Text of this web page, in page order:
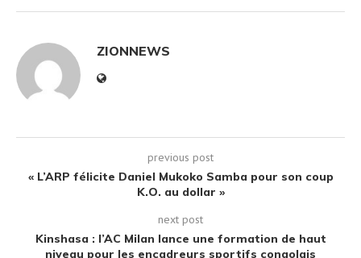
ZIONNEWS
previous post
« L’ARP félicite Daniel Mukoko Samba pour son coup
K.O. au dollar »
next post
Kinshasa : l’AC Milan lance une formation de haut
niveau pour les encadreurs sportifs congolais